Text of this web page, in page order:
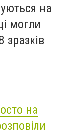
на
могли
зразків
на